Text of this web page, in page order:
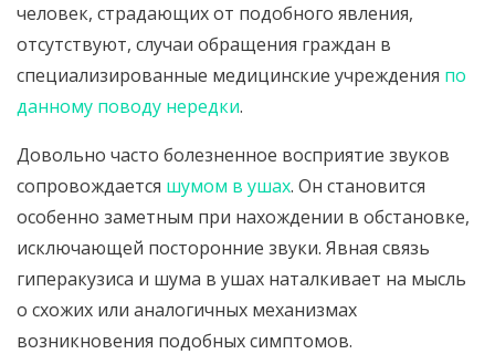
человек, страдающих от подобного явления,
отсутствуют, случаи обращения граждан в
специализированные медицинские учреждения по
данному поводу нередки.
Довольно часто болезненное восприятие звуков
сопровождается шумом в ушах. Он становится
особенно заметным при нахождении в обстановке,
исключающей посторонние звуки. Явная связь
гиперакузиса и шума в ушах наталкивает на мысль
о схожих или аналогичных механизмах
возникновения подобных симптомов.